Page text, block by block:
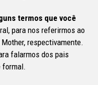
termos que você
para nos referirmos ao
respectivamente.
falarmos dos pais
formal.